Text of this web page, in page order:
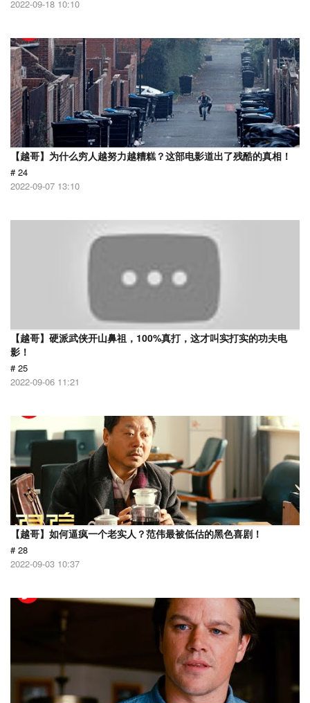
2022-09-18 10:10
【越哥】为什么穷人越努力越糟糕？这部电影道出了残酷的真相！
# 24
2022-09-07 13:10
【越哥】硬派武侠开山鼻祖，100%真打，这才叫实打实的功夫电
影！
# 25
2022-09-06 11:21
【越哥】如何逼疯一个老实人？范伟最被低估的黑色喜剧！
# 28
2022-09-03 10:37